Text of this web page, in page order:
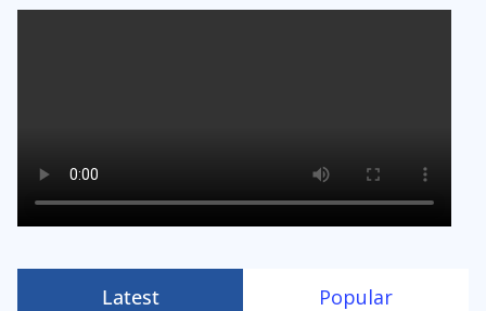
Latest Popular